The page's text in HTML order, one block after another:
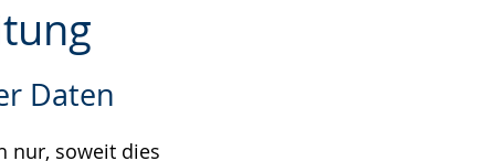
Daten
nur, soweit dies